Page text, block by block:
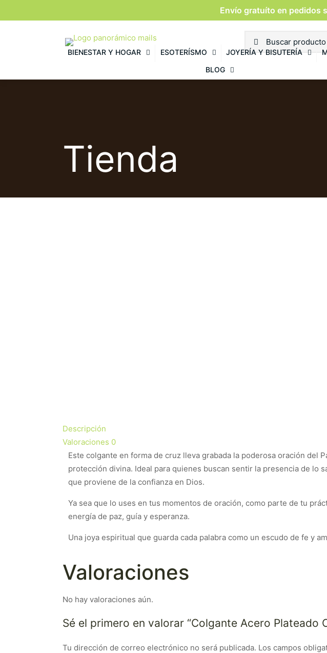
Envío gratuíto en pedidos
BIENESTAR Y HOGAR ESOTERÍSMO JOYERÍA Y BISUTERÍA
BLOG
Tienda
Descripción
Valoraciones 0
Este colgante en forma de cruz lleva grabada la poderosa oración
protección divina. Ideal para quienes buscan sentir la presencia de lo
que proviene de la confianza en Dios.
Ya sea que lo uses en tus momentos de oración, como parte de tu
energía de paz, guía y esperanza.
Una joya espiritual que guarda cada palabra como un escudo de fe y
Valoraciones
No hay valoraciones aún.
Sé el primero en valorar “Colgante Acero Plateado
Tu dirección de correo electrónico no será publicada. Los campos